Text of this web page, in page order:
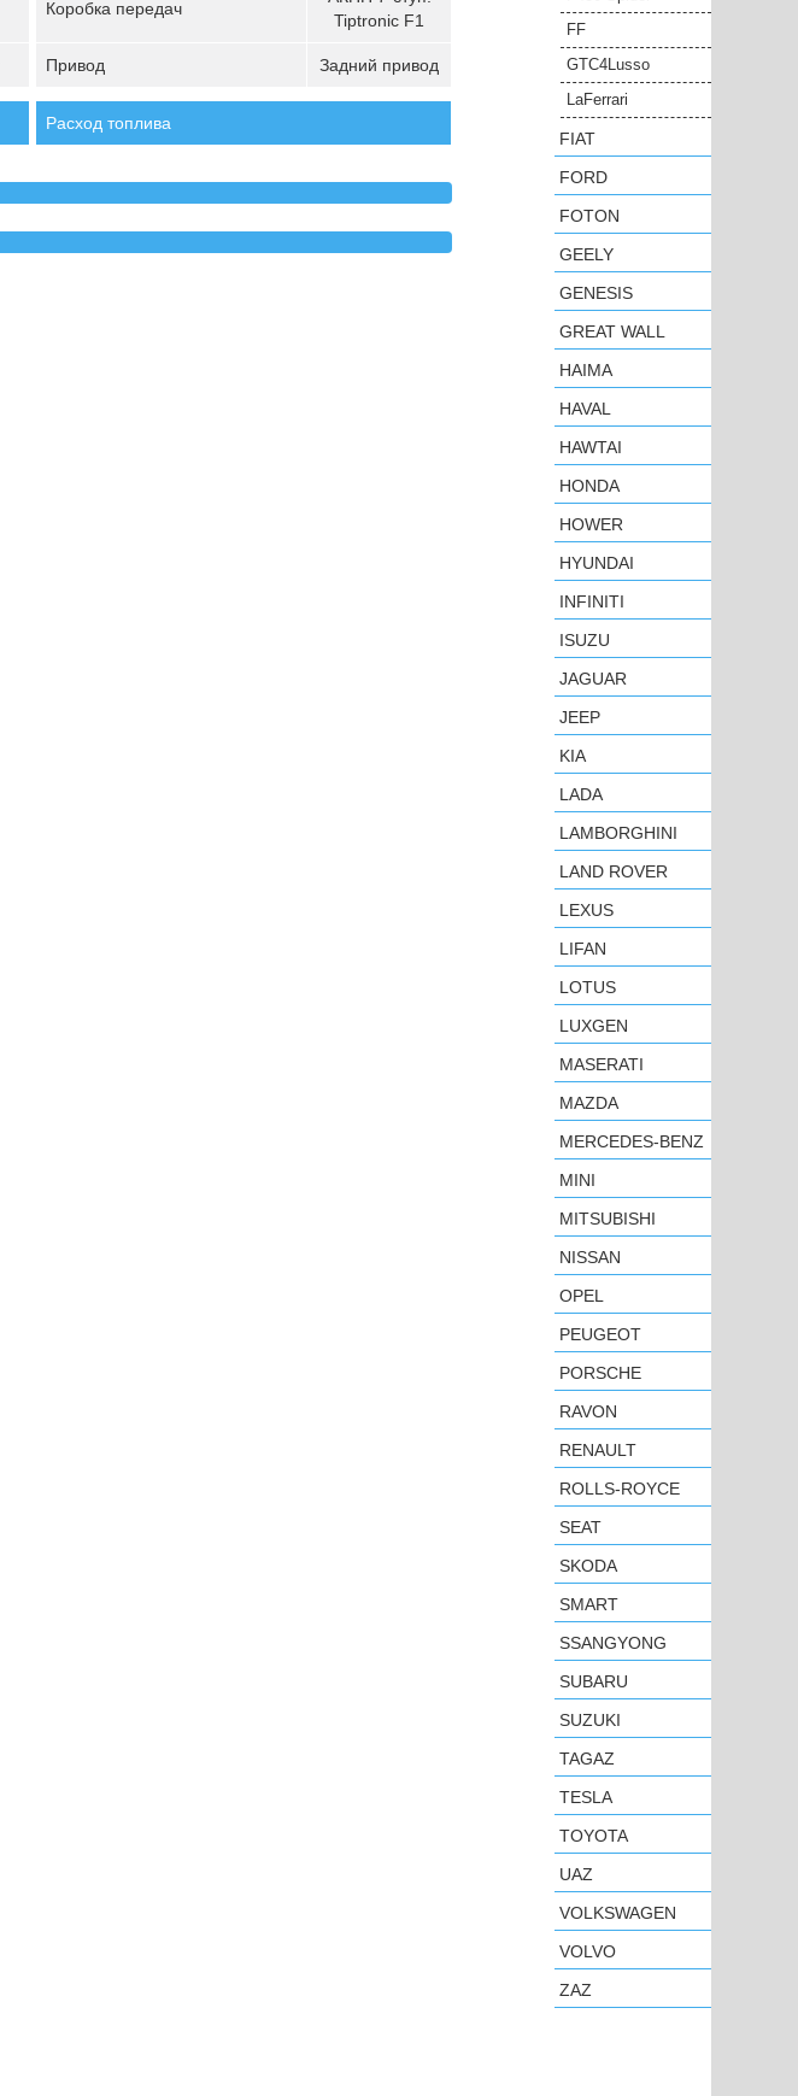
Коробка передач
Tiptronic F1
Привод Задний привод
Расход топлива
FF
GTC4Lusso
LaFerrari
FIAT
FORD
FOTON
GEELY
GENESIS
GREAT WALL
HAIMA
HAVAL
HAWTAI
HONDA
HOWER
HYUNDAI
INFINITI
ISUZU
JAGUAR
JEEP
KIA
LADA
LAMBORGHINI
LAND ROVER
LEXUS
LIFAN
LOTUS
LUXGEN
MASERATI
MAZDA
MERCEDES-BENZ
MINI
MITSUBISHI
NISSAN
OPEL
PEUGEOT
PORSCHE
RAVON
RENAULT
ROLLS-ROYCE
SEAT
SKODA
SMART
SSANGYONG
SUBARU
SUZUKI
TAGAZ
TESLA
TOYOTA
UAZ
VOLKSWAGEN
VOLVO
ZAZ